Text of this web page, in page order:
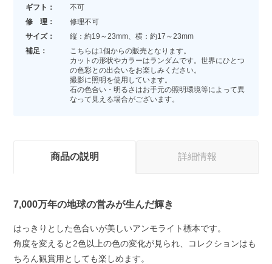
ギフト：
不可
修 理：
修理不可
サイズ：
縦：約19～23mm、横：約17～23mm
補足：
こちらは1個からの販売となります。
カットの形状やカラーはランダムです。世界にひとつ
の色彩との出会いをお楽しみください。
撮影に照明を使用しています。
石の色合い・明るさはお手元の照明環境等によって異
なって見える場合がございます。
商品の説明 詳細情報
7,000万年の地球の営みが生んだ輝き
はっきりとした色合いが美しいアンモライト標本です。
角度を変えると2色以上の色の変化が見られ、コレクションはも
ちろん観賞用としても楽しめます。